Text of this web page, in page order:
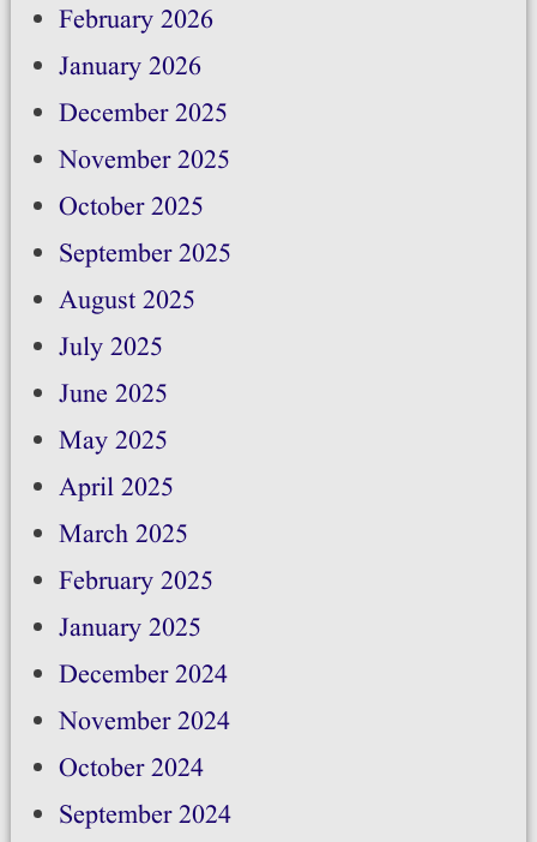
February 2026
January 2026
December 2025
November 2025
October 2025
September 2025
August 2025
July 2025
June 2025
May 2025
April 2025
March 2025
February 2025
January 2025
December 2024
November 2024
October 2024
September 2024